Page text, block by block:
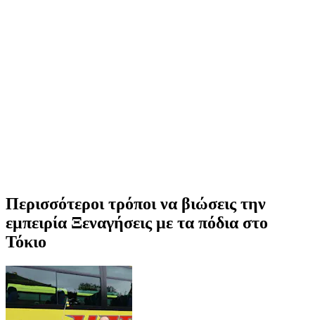
Περισσότεροι τρόποι να βιώσεις την
εμπειρία Ξεναγήσεις με τα πόδια στο
Τόκιο